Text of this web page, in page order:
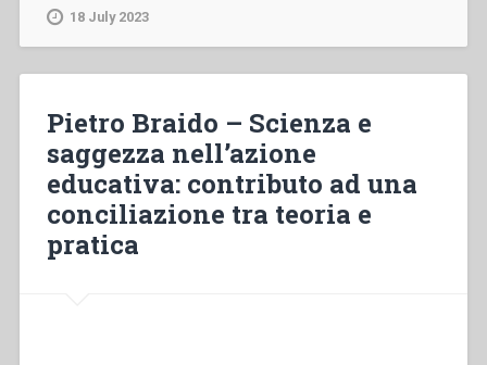
spirituale”
18 July 2023
Pietro Braido – Scienza e
saggezza nell’azione
educativa: contributo ad una
conciliazione tra teoria e
pratica